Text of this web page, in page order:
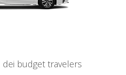
dei budget travelers